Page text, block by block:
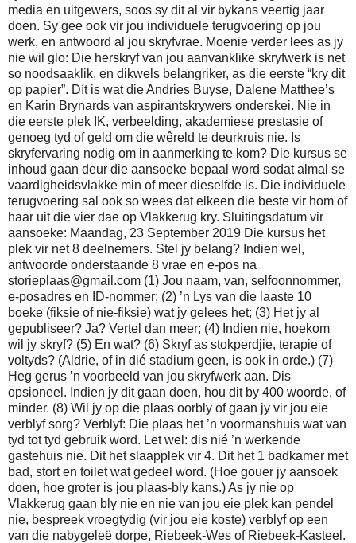
media en uitgewers, soos sy dit al vir bykans veertig jaar
doen. Sy gee ook vir jou individuele terugvoering op jou
werk, en antwoord al jou skryfvrae. Moenie verder lees as jy
nie wil glo: Die herskryf van jou aanvanklike skryfwerk is net
so noodsaaklik, en dikwels belangriker, as die eerste “kry dit
op papier”. Dít is wat die Andries Buyse, Dalene Matthee’s
en Karin Brynards van aspirantskrywers onderskei. Nie in
die eerste plek IK, verbeelding, akademiese prestasie of
genoeg tyd of geld om die wêreld te deurkruis nie. Is
skryfervaring nodig om in aanmerking te kom? Die kursus se
inhoud gaan deur die aansoeke bepaal word sodat almal se
vaardigheidsvlakke min of meer dieselfde is. Die individuele
terugvoering sal ook so wees dat elkeen die beste vir hom of
haar uit die vier dae op Vlakkerug kry. Sluitingsdatum vir
aansoeke: Maandag, 23 September 2019 Die kursus het
plek vir net 8 deelnemers. Stel jy belang? Indien wel,
antwoorde onderstaande 8 vrae en e-pos na
storieplaas@gmail.com (1) Jou naam, van, selfoonnommer,
e-posadres en ID-nommer; (2) ’n Lys van die laaste 10
boeke (fiksie of nie-fiksie) wat jy gelees het; (3) Het jy al
gepubliseer? Ja? Vertel dan meer; (4) Indien nie, hoekom
wil jy skryf? (5) En wat? (6) Skryf as stokperdjie, terapie of
voltyds? (Aldrie, of in dié stadium geen, is ook in orde.) (7)
Heg gerus ’n voorbeeld van jou skryfwerk aan. Dis
opsioneel. Indien jy dit gaan doen, hou dit by 400 woorde, of
minder. (8) Wil jy op die plaas oorbly of gaan jy vir jou eie
verblyf sorg? Verblyf: Die plaas het ’n voormanshuis wat van
tyd tot tyd gebruik word. Let wel: dis nié ’n werkende
gastehuis nie. Dit het slaapplek vir 4. Dit het 1 badkamer met
bad, stort en toilet wat gedeel word. (Hoe gouer jy aansoek
doen, hoe groter is jou plaas-bly kans.) As jy nie op
Vlakkerug gaan bly nie en nie van jou eie plek kan pendel
nie, bespreek vroegtydig (vir jou eie koste) verblyf op een
van die nabygeleë dorpe, Riebeek-Wes of Riebeek-Kasteel.